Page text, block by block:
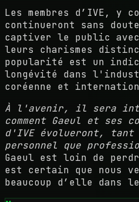
Les membres d’IVE, y
continueront sans
captiver le public
leurs charismes
popularité est un
longévité dans
coréenne et
À l'avenir, il sera
comment Gaeul et ses
d'IVE évolueront,
personnel que
Gaeul est loin de
est certain que nous
beaucoup d’elle dans